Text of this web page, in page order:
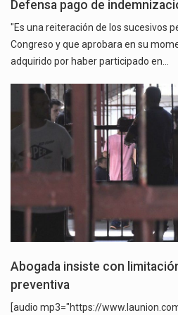
Defensa pago de
"Es una reiteración de los sucesivos
Congreso y que aprobara en su
adquirido por haber participado en…
Abogada insiste con
preventiva
[audio mp3="https://